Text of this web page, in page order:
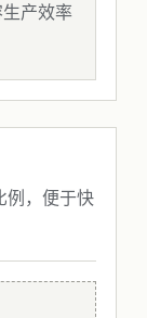
产效率
例，便于快